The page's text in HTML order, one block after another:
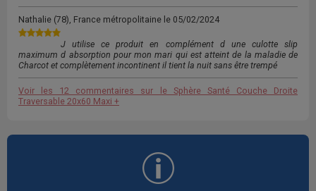
Nathalie (78), France métropolitaine le 05/02/2024
J utilise ce produit en complément d une culotte slip
maximum d absorption pour mon mari qui est atteint de la maladie de
Charcot et complètement incontinent il tient la nuit sans être trempé
Voir les 12 commentaires sur le Sphère Santé Couche Droite
Traversable 20x60 Maxi +